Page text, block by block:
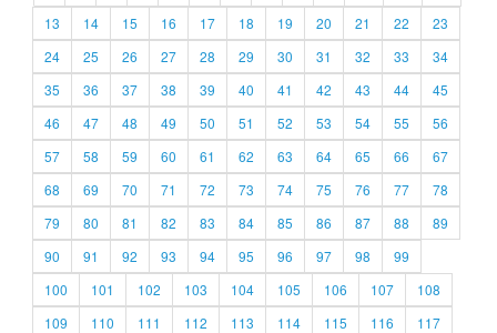
13
14 15 16 17 18 19 20 21 22
23
24
25 26 27 28 29 30 31 32 33
34
35
36 37 38 39 40 41 42 43 44
45
46
47 48 49 50 51 52 53 54 55
56
57
58 59 60 61 62 63 64 65 66
67
68
69 70 71 72 73 74 75 76 77
78
79
80 81 82 83 84 85 86 87 88
89
90
91 92 93 94 95 96 97 98
99
100
101 102 103 104 105 106 107
108
109
110 111 112 113 114 115 116
117